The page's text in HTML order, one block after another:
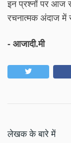
इन प्रश्नों पर आज
रचनात्मक अंदाज
- आजादी.मी
लेखक के बारे में